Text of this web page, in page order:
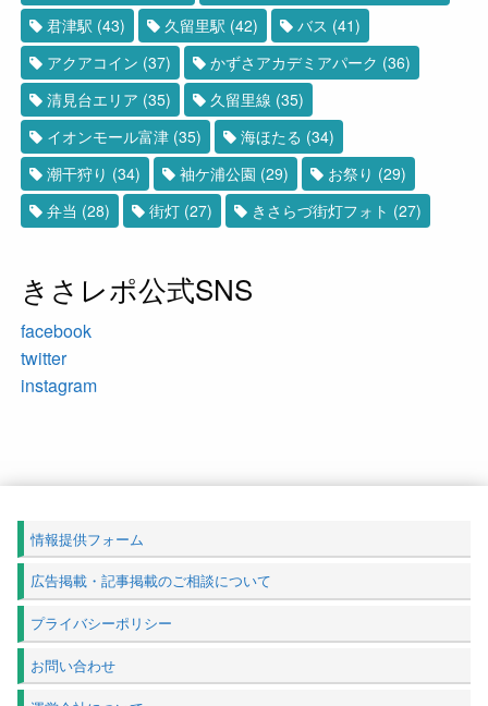
君津駅 (43) 久留里駅 (42) バス (41)
アクアコイン (37) かずさアカデミアパーク (36)
清見台エリア (35) 久留里線 (35)
イオンモール富津 (35) 海ほたる (34)
潮干狩り (34) 袖ケ浦公園 (29) お祭り (29)
弁当 (28) 街灯 (27) きさらづ街灯フォト (27)
きさレポ公式SNS
facebook
twitter
instagram
情報提供フォーム
広告掲載・記事掲載のご相談について
プライバシーポリシー
お問い合わせ